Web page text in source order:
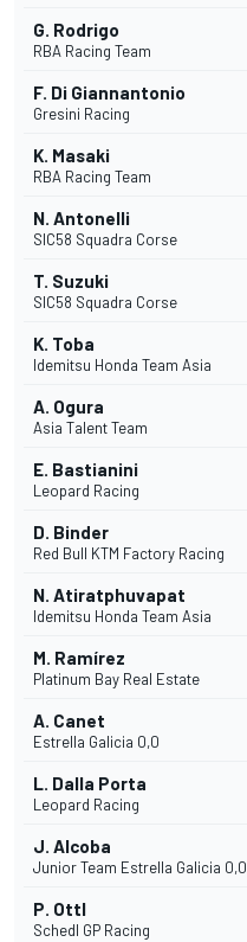
G. Rodrigo
RBA Racing Team
F. Di Giannantonio
Gresini Racing
K. Masaki
RBA Racing Team
N. Antonelli
SIC58 Squadra Corse
T. Suzuki
SIC58 Squadra Corse
K. Toba
Idemitsu Honda Team Asia
A. Ogura
Asia Talent Team
E. Bastianini
Leopard Racing
D. Binder
Red Bull KTM Factory Racing
N. Atiratphuvapat
Idemitsu Honda Team Asia
M. Ramírez
Platinum Bay Real Estate
A. Canet
Estrella Galicia 0,0
L. Dalla Porta
Leopard Racing
J. Alcoba
Junior Team Estrella Galicia 0,0
P. Ottl
Schedl GP Racing